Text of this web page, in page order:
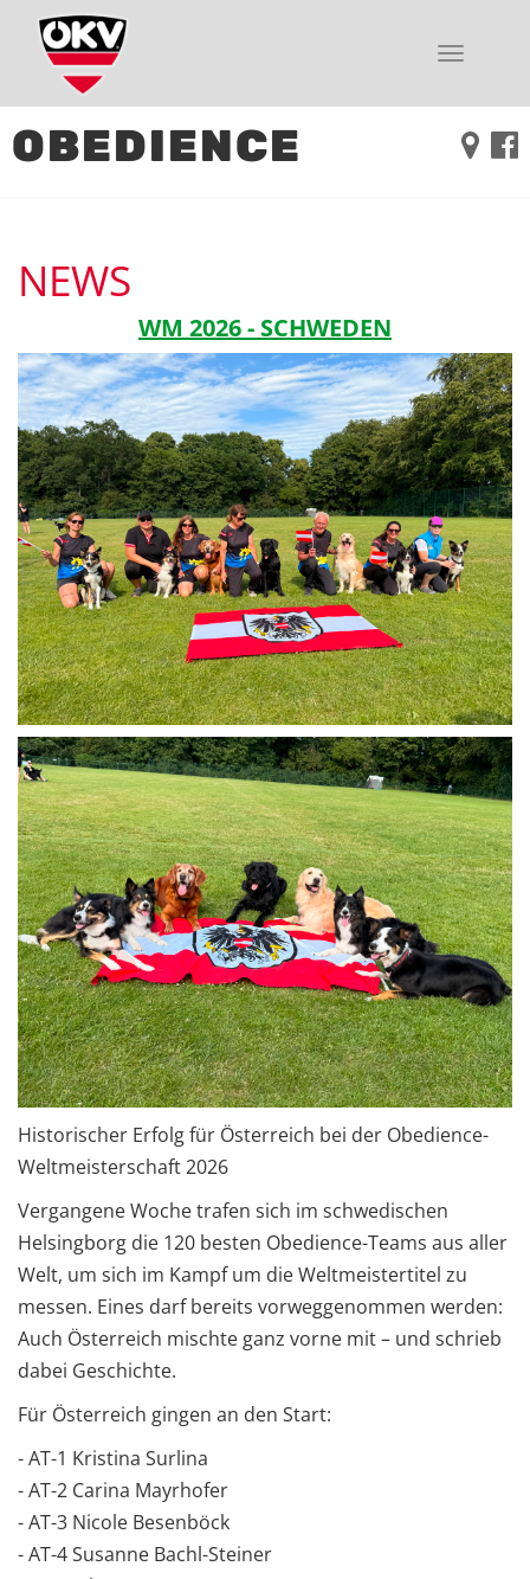
Toggle
OBEDIENCE
NEWS
WM 2026 - SCHWEDEN
Historischer Erfolg für Österreich bei der Obedience-
Weltmeisterschaft 2026
Vergangene Woche trafen sich im schwedischen
Helsingborg die 120 besten Obedience-Teams aus aller
Welt, um sich im Kampf um die Weltmeistertitel zu
messen. Eines darf bereits vorweggenommen werden:
Auch Österreich mischte ganz vorne mit – und schrieb
dabei Geschichte.
Für Österreich gingen an den Start:
- AT-1 Kristina Surlina
- AT-2 Carina Mayrhofer
- AT-3 Nicole Besenböck
- AT-4 Susanne Bachl-Steiner